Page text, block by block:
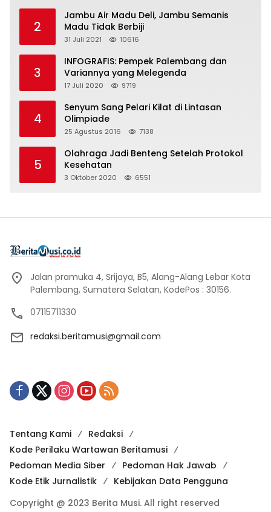
2
Jambu Air Madu Deli, Jambu Semanis
Madu Tidak Berbiji
31 Juli 2021 10616
3
INFOGRAFIS: Pempek Palembang dan
Variannya yang Melegenda
17 Juli 2020 9719
4
Senyum Sang Pelari Kilat di Lintasan
Olimpiade
25 Agustus 2016 7138
5
Olahraga Jadi Benteng Setelah Protokol
Kesehatan
3 Oktober 2020 6551
Jalan pramuka 4, Srijaya, B5, Alang-Alang Lebar Kota
Palembang, Sumatera Selatan, KodePos : 30156.
07115711330
redaksi.beritamusi@gmail.com
Tentang Kami
Redaksi
Kode Perilaku Wartawan Beritamusi
Pedoman Media Siber
Pedoman Hak Jawab
Kode Etik Jurnalistik
Kebijakan Data Pengguna
Copyright @ 2023 Berita Musi. All right reserved